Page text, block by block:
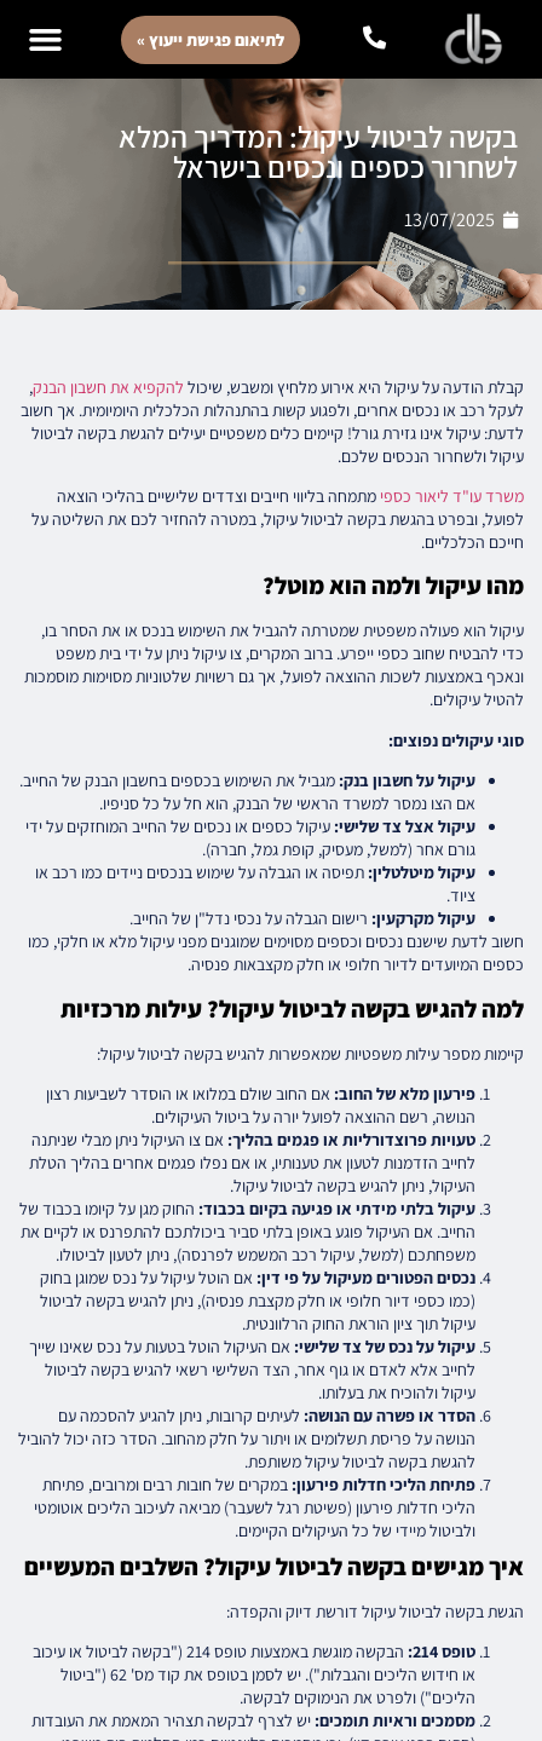
לתיאום פגישת ייעוץ »
בקשה לביטול עיקול: המדריך המלא
לשחרור כספים ונכסים בישראל
13/07/2025
קבלת הודעה על עיקול היא אירוע מלחיץ ומשבש, שיכול להקפיא את חשבון הבנק,
לעקל רכב או נכסים אחרים, ולפגוע קשות בהתנהלות הכלכלית היומיומית. אך חשוב
לדעת: עיקול אינו גזירת גורל! קיימים כלים משפטיים יעילים להגשת בקשה לביטול
עיקול ולשחרור הנכסים שלכם.
משרד עו"ד ליאור כספי מתמחה בליווי חייבים וצדדים שלישיים בהליכי הוצאה
לפועל, ובפרט בהגשת בקשה לביטול עיקול, במטרה להחזיר לכם את השליטה על
חייכם הכלכליים.
מהו עיקול ולמה הוא מוטל?
עיקול הוא פעולה משפטית שמטרתה להגביל את השימוש בנכס או את הסחר בו,
כדי להבטיח שחוב כספי ייפרע. ברוב המקרים, צו עיקול ניתן על ידי בית משפט
ונאכף באמצעות לשכות ההוצאה לפועל, אך גם רשויות שלטוניות מסוימות מוסמכות
להטיל עיקולים.
סוגי עיקולים נפוצים:
עיקול על חשבון בנק: מגביל את השימוש בכספים בחשבון הבנק של החייב.
אם הצו נמסר למשרד הראשי של הבנק, הוא חל על כל סניפיו.
עיקול אצל צד שלישי: עיקול כספים או נכסים של החייב המוחזקים על ידי
גורם אחר (למשל, מעסיק, קופת גמל, חברה).
עיקול מיטלטלין: תפיסה או הגבלה על שימוש בנכסים ניידים כמו רכב או
ציוד.
עיקול מקרקעין: רישום הגבלה על נכסי נדל"ן של החייב.
חשוב לדעת שישנם נכסים וכספים מסוימים שמוגנים מפני עיקול מלא או חלקי, כמו
כספים המיועדים לדיור חלופי או חלק מקצבאות פנסיה.
למה להגיש בקשה לביטול עיקול? עילות מרכזיות
קיימות מספר עילות משפטיות שמאפשרות להגיש בקשה לביטול עיקול:
פירעון מלא של החוב: אם החוב שולם במלואו או הוסדר לשביעות רצון
הנושה, רשם ההוצאה לפועל יורה על ביטול העיקולים.
טעויות פרוצדורליות או פגמים בהליך: אם צו העיקול ניתן מבלי שניתנה
לחייב הזדמנות לטעון את טענותיו, או אם נפלו פגמים אחרים בהליך הטלת
העיקול, ניתן להגיש בקשה לביטול עיקול.
עיקול בלתי מידתי או פגיעה בקיום בכבוד: החוק מגן על קיומו בכבוד של
החייב. אם העיקול פוגע באופן בלתי סביר ביכולתכם להתפרנס או לקיים את
משפחתכם (למשל, עיקול רכב המשמש לפרנסה), ניתן לטעון לביטולו.
נכסים הפטורים מעיקול על פי דין: אם הוטל עיקול על נכס שמוגן בחוק
(כמו כספי דיור חלופי או חלק מקצבת פנסיה), ניתן להגיש בקשה לביטול
עיקול תוך ציון הוראת החוק הרלוונטית.
עיקול על נכס של צד שלישי: אם העיקול הוטל בטעות על נכס שאינו שייך
לחייב אלא לאדם או גוף אחר, הצד השלישי רשאי להגיש בקשה לביטול
עיקול ולהוכיח את בעלותו.
הסדר או פשרה עם הנושה: לעיתים קרובות, ניתן להגיע להסכמה עם
הנושה על פריסת תשלומים או ויתור על חלק מהחוב. הסדר כזה יכול להוביל
להגשת בקשה לביטול עיקול משותפת.
פתיחת הליכי חדלות פירעון: במקרים של חובות רבים ומרובים, פתיחת
הליכי חדלות פירעון (פשיטת רגל לשעבר) מביאה לעיכוב הליכים אוטומטי
ולביטול מיידי של כל העיקולים הקיימים.
איך מגישים בקשה לביטול עיקול? השלבים המעשיים
הגשת בקשה לביטול עיקול דורשת דיוק והקפדה:
טופס 214:
הבקשה מוגשת באמצעות טופס 214 ("בקשה לביטול או עיכוב
או חידוש הליכים והגבלות"). יש לסמן בטופס את קוד מס' 62 ("ביטול
הליכים") ולפרט את הנימוקים לבקשה.
מסמכים וראיות תומכים: יש לצרף לבקשה תצהיר המאמת את העובדות